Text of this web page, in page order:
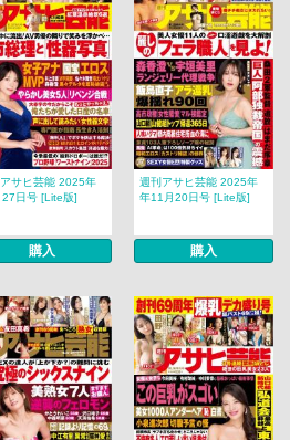
サヒ芸能 2025年
27日号 [Lite版]
購入
週刊アサヒ芸能 2025年
年11月20日号 [Lite版]
購入